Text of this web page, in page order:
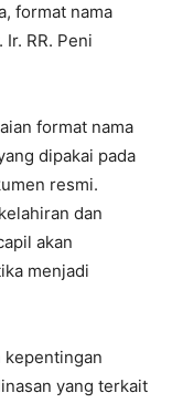
format nama
RR. Peni
format nama
dipakai pada
resmi.
dan
akan
menjadi
kepentingan
yang terkait